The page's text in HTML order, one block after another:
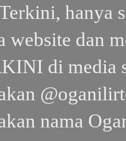
hanya
website dan
di media
nama